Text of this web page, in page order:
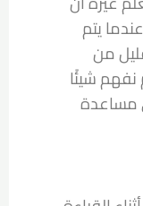
يتم
من
نفهم شيئًا
مساعدة